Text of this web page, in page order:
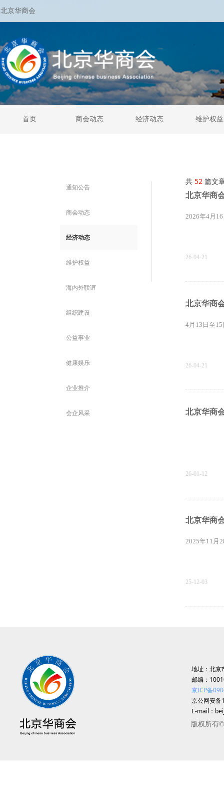
北京华商会
首页 商会动态 经济动态 维护权益
共 52 篇文
北京华商
2026年4月
26-04-21
北京华商
4月13日至
26-04-21
北京华商
26-01-12
北京华商
2025年11月
25-12-03
25-11-17
通知公告
商会动态
经济动态
维护权益
海内外联谊
组织建设
公益事业
健康娱乐
企业推介
会企风采
版权所有©
地址：北京
邮编：
京ICP备
京公网安
E-mail：